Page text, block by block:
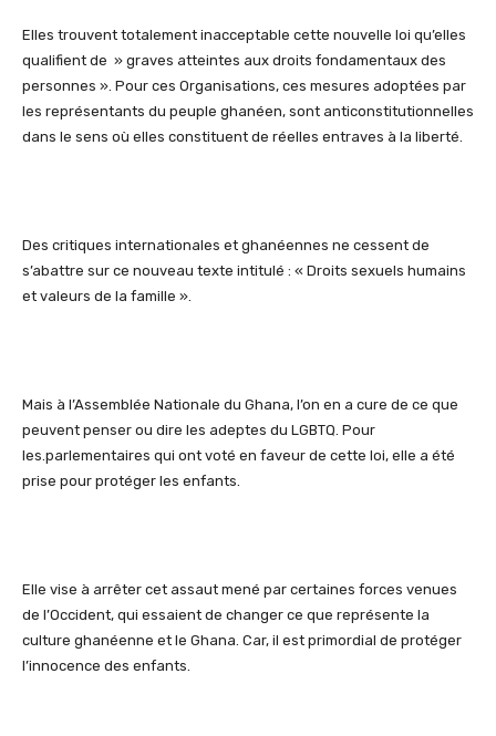
Elles trouvent totalement inacceptable cette nouvelle loi qu’elles
qualifient de » graves atteintes aux droits fondamentaux des
personnes ». Pour ces Organisations, ces mesures adoptées par
les représentants du peuple ghanéen, sont anticonstitutionnelles
dans le sens où elles constituent de réelles entraves à la liberté.
Des critiques internationales et ghanéennes ne cessent de
s’abattre sur ce nouveau texte intitulé : « Droits sexuels humains
et valeurs de la famille ».
Mais à l’Assemblée Nationale du Ghana, l’on en a cure de ce que
peuvent penser ou dire les adeptes du LGBTQ. Pour
les.parlementaires qui ont voté en faveur de cette loi, elle a été
prise pour protéger les enfants.
Elle vise à arrêter cet assaut mené par certaines forces venues
de l’Occident, qui essaient de changer ce que représente la
culture ghanéenne et le Ghana. Car, il est primordial de protéger
l’innocence des enfants.